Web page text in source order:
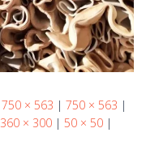
750 × 563 | 750 × 563 |
360 × 300 | 50 × 50 |